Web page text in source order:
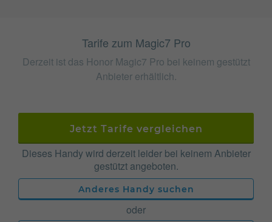
Tarife zum Magic7 Pro
Derzeit ist das Honor Magic7 Pro bei keinem gestützt
Anbieter erhältlich.
Jetzt Tarife vergleichen
Dieses Handy wird derzeit leider bei keinem Anbieter
gestützt angeboten.
Anderes Handy suchen
oder